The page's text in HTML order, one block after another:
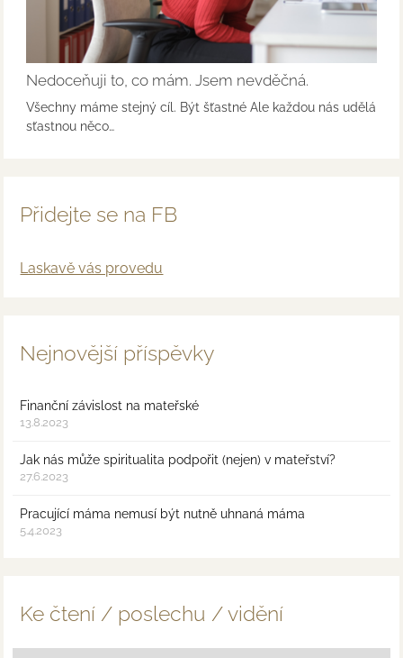
Nedoceňuji to, co mám. Jsem nevděčná.
Všechny máme stejný cíl. Být šťastné Ale každou nás udělá
sťastnou něco…
Přidejte se na FB
Laskavě vás provedu
Nejnovější příspěvky
Finanční závislost na mateřské
13.8.2023
Jak nás může spiritualita podpořit (nejen) v mateřství?
27.6.2023
Pracující máma nemusí být nutně uhnaná máma
5.4.2023
Ke čtení / poslechu / vidění